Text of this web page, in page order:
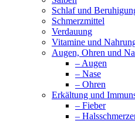
Schlaf und
Schmerzmittel
Verdauung
Vitamine und
Augen, Ohren und
– Augen
– Nase
– Ohren
Erkältung und
– Fieber
–